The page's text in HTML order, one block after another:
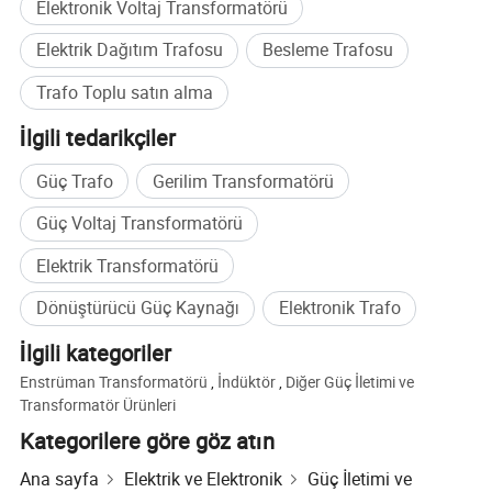
Elektronik Voltaj Transformatörü
Elektrik Dağıtım Trafosu
Besleme Trafosu
Trafo Toplu satın alma
İlgili tedarikçiler
Güç Trafo
Gerilim Transformatörü
Güç Voltaj Transformatörü
Elektrik Transformatörü
Dönüştürücü Güç Kaynağı
Elektronik Trafo
İlgili kategoriler
Enstrüman Transformatörü İndüktör Diğer Güç İletimi ve
Transformatör Ürünleri
Kategorilere göre göz atın
Ana sayfa Elektrik ve Elektronik Güç İletimi ve